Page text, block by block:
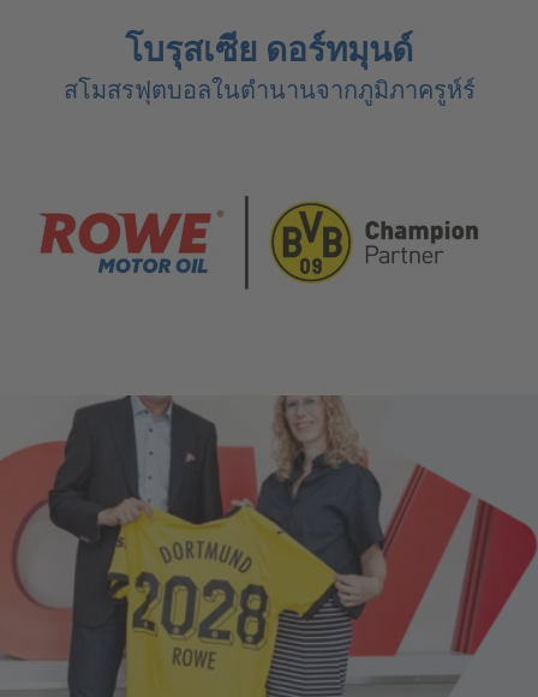
โบรุสเซีย ดอร์ทมุนด์
สโมสรฟุตบอลในตำนานจากภูมิภาครูห์ร์